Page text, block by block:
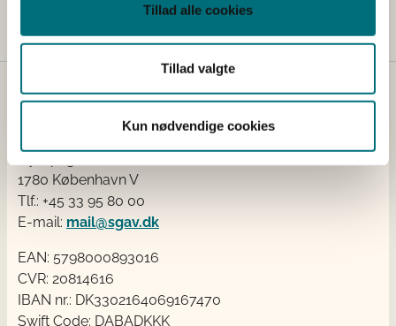
Tillad alle cookies
Tillad valgte
Kun nødvendige cookies
Landbrugsstyrelsens pressetelefon på tlf. 41 89 25 07.
Kontakt
Styrelsen for Grøn Arealomlægning og Vandmiljø
1780 København V
Tlf.: +45 33 95 80 00
E-mail: mail@sgav.dk
EAN: 5798000893016
CVR: 20814616
IBAN nr.: DK3302164069167470
Swift Code: DABADKKK